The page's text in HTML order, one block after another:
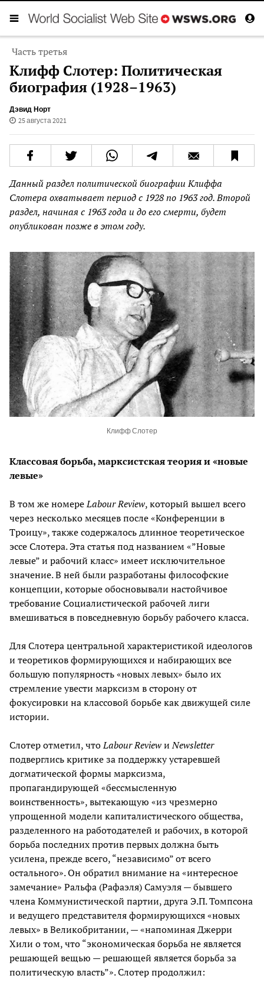
Часть третья
Клифф Слотер: Политическая
биография (1928–1963)
Дэвид Норт
25 августа 2021
Данный раздел политической биографии Клиффа
Слотера охватывает период с 1928 по 1963 год. Второй
раздел, начиная с 1963 года и до его смерти, будет
опубликован позже в этом году.
Клифф Слотер
Классовая борьба, марксистская теория и «новые
левые»
В том же номереLabour Review, который вышел всего
через несколько месяцев после «Конференции в
Троицу», также содержалось длинное теоретическое
эссе Слотера. Эта статья под названием «”Новые
левые” и рабочий класс» имеет исключительное
значение. В ней были разработаны философские
концепции, которые обосновывали настойчивое
требование Социалистической рабочей лиги
вмешиваться в повседневную борьбу рабочего класса.
Для Слотера центральной характеристикой идеологов
и теоретиков формирующихся и набирающих все
большую популярность «новых левых» было их
стремление увести марксизм в сторону от
фокусировки на классовой борьбе как движущей силе
истории.
Слотер отметил, чтоLabour ReviewиNewsletter
подверглись критике за поддержку устаревшей
догматической формы марксизма,
пропагандирующей «бессмысленную
воинственность», вытекающую «из чрезмерно
упрощенной модели капиталистического общества,
разделенного на работодателей и рабочих, в которой
борьба последних против первых должна быть
усилена, прежде всего, “независимо” от всего
остального». Он обратил внимание на «интересное
замечание» Ральфа (Рафаэля) Самуэля — бывшего
члена Коммунистической партии, друга Э.П. Томпсона
и ведущего представителя формирующихся «новых
левых» в Великобритании, — «напоминая Джерри
Хили о том, что “экономическая борьба не является
решающей вещью — решающей является борьба за
политическую власть”». Слотер продолжил: